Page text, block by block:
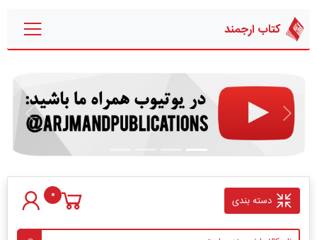
کتاب ارجمند
قبلی بعدی
دسته بندی 0